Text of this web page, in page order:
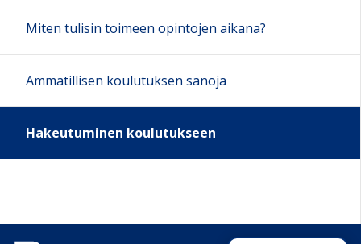
Miten tulisin toimeen opintojen aikana?
Ammatillisen koulutuksen sanoja
Hakeutuminen koulutukseen